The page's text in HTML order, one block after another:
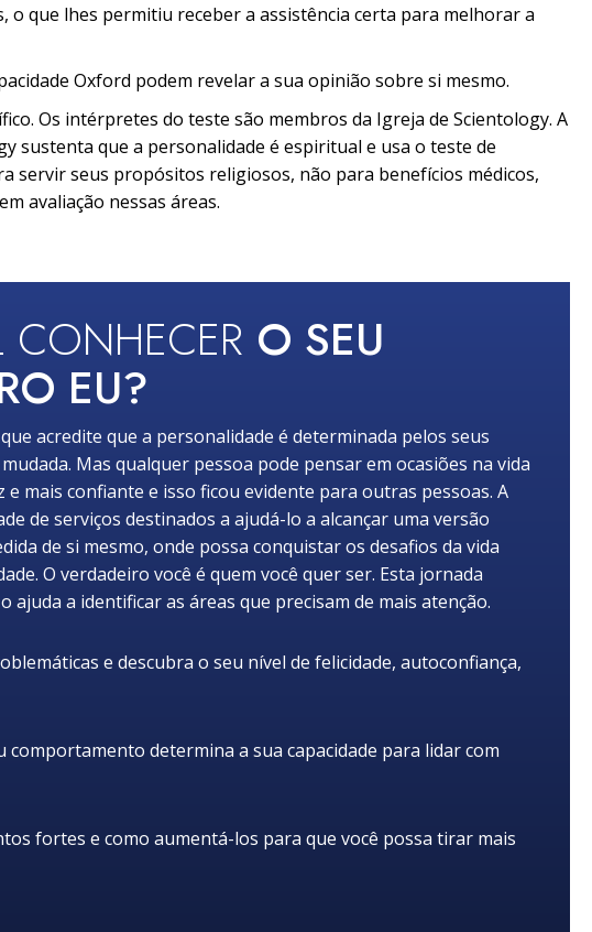
o que lhes permitiu receber a assistência certa para melhorar a
Oxford podem revelar a sua opinião sobre si mesmo.
Os intérpretes do teste são membros da Igreja de Scientology. A
sustenta que a personalidade é espiritual e usa o teste de
servir seus propósitos religiosos, não para benefícios médicos,
avaliação nessas áreas.
CONHECER O SEU
EU?
acredite que a personalidade é determinada pelos seus
Mas qualquer pessoa pode pensar em ocasiões na vida
e mais confiante e isso ficou evidente para outras pessoas. A
de serviços destinados a ajudá-lo a alcançar uma versão
de si mesmo, onde possa conquistar os desafios da vida
O verdadeiro você é quem você quer ser. Esta jornada
ajuda a identificar as áreas que precisam de mais atenção.
e descubra o seu nível de felicidade, autoconfiança,
comportamento determina a sua capacidade para lidar com
fortes e como aumentá-los para que você possa tirar mais